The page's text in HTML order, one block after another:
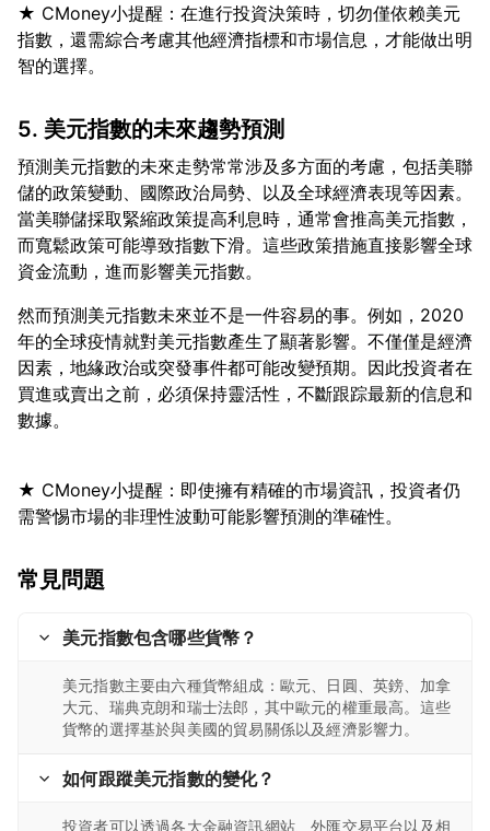
★ CMoney小提醒：在進行投資決策時，切勿僅依赖美元
指數，還需綜合考慮其他經濟指標和市場信息，才能做出明
5. 美元指數的未來趨勢預測
預測美元指數的未來走勢常常涉及多方面的考慮，包括美聯
儲的政策變動、國際政治局勢、以及全球經濟表現等因素。
當美聯儲採取緊縮政策提高利息時，通常會推高美元指數，
而寬鬆政策可能導致指數下滑。這些政策措施直接影響全球
然而預測美元指數未來並不是一件容易的事。例如，2020
年的全球疫情就對美元指數產生了顯著影響。不僅僅是經濟
因素，地緣政治或突發事件都可能改變預期。因此投資者在
買進或賣出之前，必須保持靈活性，不斷跟踪最新的信息和
★ CMoney小提醒：即使擁有精確的市場資訊，投資者仍
常見問題
美元指數包含哪些貨幣？
美元指數主要由六種貨幣組成：歐元、日圓、英鎊、加拿
大元、瑞典克朗和瑞士法郎，其中歐元的權重最高。這些
貨幣的選擇基於與美國的貿易關係以及經濟影響力。
如何跟蹤美元指數的變化？
投資者可以透過各大金融資訊網站、外匯交易平台以及相